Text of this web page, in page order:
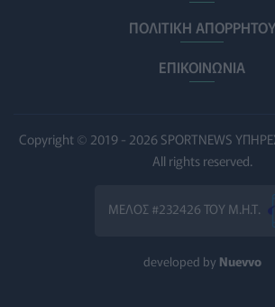
Skin dysmorphia: Όταν η εμμονή με το
αποτελεί πρόβλημα ψυχικής υγείας
06/08/2026 - 14:00
PHARMA POLICY
Γιατί ξαναπαίρνουμε το χαμένο
βιολογικού προγραμματισμού μας
ΠΟΛΙΤΙΚΗ ΑΠΟΡΡΗΤΟΥ
ΕΠΙΚΟΙΝΩΝΙΑ
Copyright © 2019 - 2026 SPORTNEWS
All rights reserved.
ΜΕΛΟΣ #232426 ΤΟΥ Μ.Η.Τ.
developed by Nuevvo